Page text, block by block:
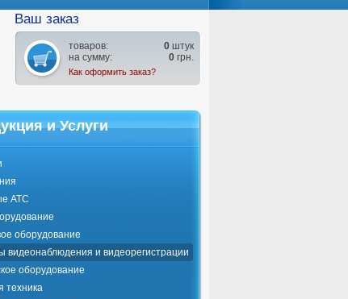
Ваш заказ
товаров: 0 штук
на сумму:
0 грн.
Как оформить заказ?
и Услуги
АТС
оборудование
видеонаблюдения и видеорегистрации
оборудование
техника